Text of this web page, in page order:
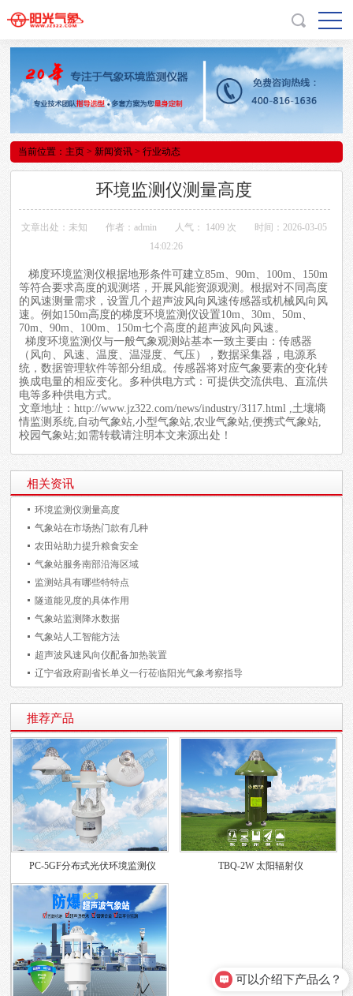
当前位置： 主页 >新闻资讯 > 行业动态
环境监测仪测量高度
文章出处：未知 作者：admin 人气： 1409 次
时间：2026-03-05
14:02:26
梯度环境监测仪根据地形条件可建立85m、90m、100m、150m
等符合要求高度的观测塔，开展风能资源观测。根据对不同高度
的风速测量需求，设置几个超声波风向风速传感器或机械风向风
速。例如150m高度的梯度环境监测仪设置10m、30m、50m、
70m、90m、100m、150m七个高度的超声波风向风速。
梯度环境监测仪与一般气象观测站基本一致主要由：传感器
（风向、风速、温度、温湿度、气压），数据采集器，电源系
统，数据管理软件等部分组成。传感器将对应气象要素的变化转
换成电量的相应变化。多种供电方式：可提供交流供电、直流供
电等多种供电方式。
文章地址：http://www.jz322.com/news/industry/3117.html ,土壤墒
情监测系统,自动气象站,小型气象站,农业气象站,便携式气象站,
校园气象站;如需转载请注明本文来源出处！
相关资讯
环境监测仪测量高度
气象站在市场热门款有几种
农田站助力提升粮食安全
气象站服务南部沿海区域
监测站具有哪些特特点
隧道能见度的具体作用
气象站监测降水数据
气象站人工智能方法
超声波风速风向仪配备加热装置
辽宁省政府副省长单义一行莅临阳光气象考察指导
推荐产品
PC-5GF分布式光伏环境监测仪 TBQ-2W 太阳辐射仪
可以介绍下产品么？